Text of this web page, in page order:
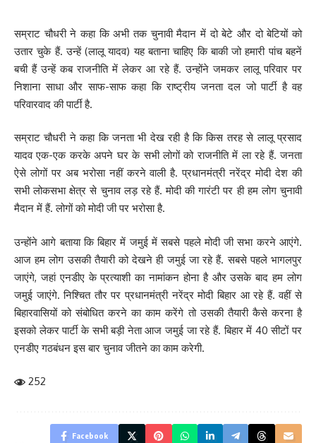
सम्राट चौधरी ने कहा कि अभी तक चुनावी मैदान में दो बेटे और दो बेटियों को
उतार चुके हैं. उन्हें (लालू यादव) यह बताना चाहिए कि बाकी जो हमारी पांच बहनें
बची हैं उन्हें कब राजनीति में लेकर आ रहे हैं. उन्होंने जमकर लालू परिवार पर
निशाना साधा और साफ-साफ कहा कि राष्ट्रीय जनता दल जो पार्टी है वह
परिवारवाद की पार्टी है.
सम्राट चौधरी ने कहा कि जनता भी देख रही है कि किस तरह से लालू प्रसाद
यादव एक-एक करके अपने घर के सभी लोगों को राजनीति में ला रहे हैं. जनता
ऐसे लोगों पर अब भरोसा नहीं करने वाली है. प्रधानमंत्री नरेंद्र मोदी देश की
सभी लोकसभा क्षेत्र से चुनाव लड़ रहे हैं. मोदी की गारंटी पर ही हम लोग चुनावी
मैदान में हैं. लोगों को मोदी जी पर भरोसा है.
उन्होंने आगे बताया कि बिहार में जमुई में सबसे पहले मोदी जी सभा करने आएंगे.
आज हम लोग उसकी तैयारी को देखने ही जमुई जा रहे हैं. सबसे पहले भागलपुर
जाएंगे, जहां एनडीए के प्रत्याशी का नामांकन होना है और उसके बाद हम लोग
जमुई जाएंगे. निश्चित तौर पर प्रधानमंत्री नरेंद्र मोदी बिहार आ रहे हैं. वहीं से
बिहारवासियों को संबोधित करने का काम करेंगे तो उसकी तैयारी कैसे करना है
इसको लेकर पार्टी के सभी बड़ी नेता आज जमुई जा रहे हैं. बिहार में 40 सीटों पर
एनडीए गठबंधन इस बार चुनाव जीतने का काम करेगी.
252
Facebook